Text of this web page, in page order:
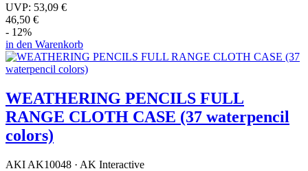
UVP: 53,09 €
46,50 €
- 12%
in den Warenkorb
WEATHERING PENCILS FULL
RANGE CLOTH CASE (37 waterpencil
colors)
AKI AK10048 · AK Interactive